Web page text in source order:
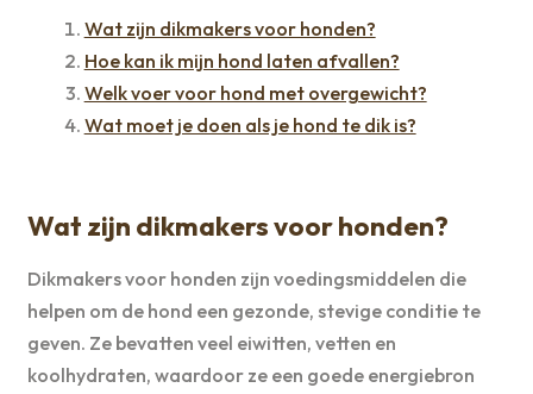
Wat zijn dikmakers voor honden?
Hoe kan ik mijn hond laten afvallen?
Welk voer voor hond met overgewicht?
Wat moet je doen als je hond te dik is?
Wat zijn dikmakers voor honden?
Dikmakers voor honden zijn voedingsmiddelen die
helpen om de hond een gezonde, stevige conditie te
geven. Ze bevatten veel eiwitten, vetten en
koolhydraten, waardoor ze een goede energiebron